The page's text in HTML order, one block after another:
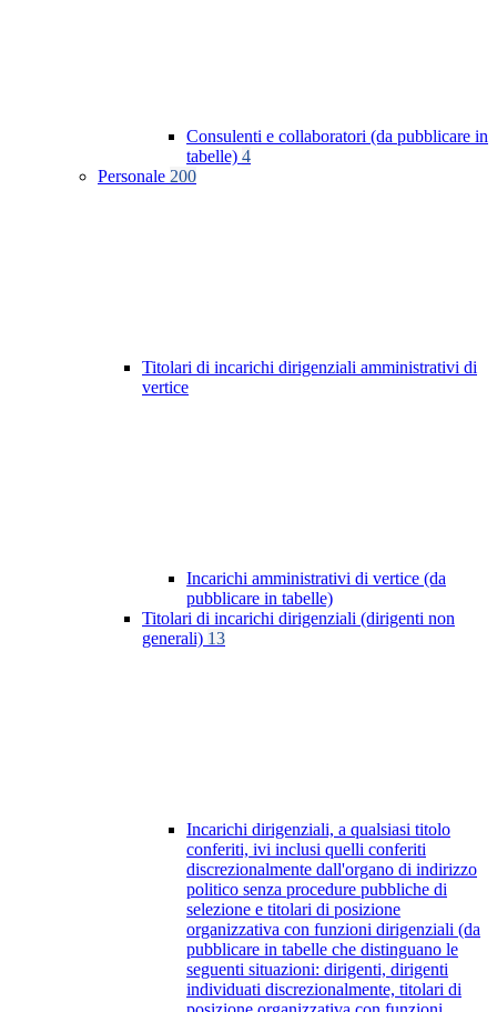
Consulenti e collaboratori (da pubblicare in
tabelle) 4
Personale 200
Titolari di incarichi dirigenziali amministrativi di
vertice
Incarichi amministrativi di vertice (da
pubblicare in tabelle)
Titolari di incarichi dirigenziali (dirigenti non
generali) 13
Incarichi dirigenziali, a qualsiasi titolo
conferiti, ivi inclusi quelli conferiti
discrezionalmente dall'organo di indirizzo
politico senza procedure pubbliche di
selezione e titolari di posizione
organizzativa con funzioni dirigenziali (da
pubblicare in tabelle che distinguano le
seguenti situazioni: dirigenti, dirigenti
individuati discrezionalmente, titolari di